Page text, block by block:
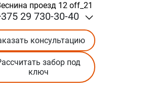
проезд 12 off_21
29 730-30-40
консультацию
забор под
ключ